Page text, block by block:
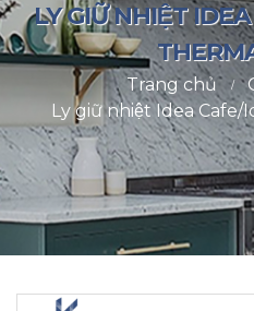
LY GIỮ NHIỆT
Trang chủ
Ly giữ nhiệt Idea